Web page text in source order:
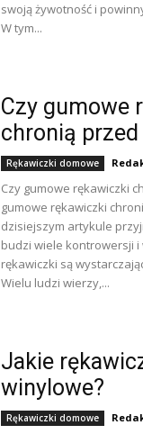
swoją żywotność i
W tym...
Czy gumowe
chronią
Rękawiczki domowe
Czy gumowe rękawiczki
gumowe rękawiczki
dzisiejszym artykule
budzi wiele kontrowersji i
rękawiczki są
Wielu ludzi wierzy,...
Jakie
winylowe?
Rękawiczki domowe